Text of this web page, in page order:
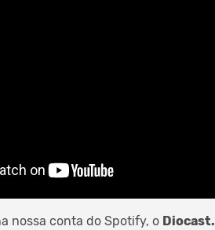
nossa conta do Spotify, o Diocast.